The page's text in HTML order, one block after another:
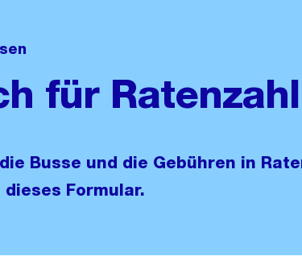
für
Busse und die Gebühren in
Formular.